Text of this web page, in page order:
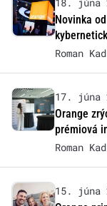
18. júna
Novinka
Roman
17. júna
Orange
prémiová
Roman
15. júna